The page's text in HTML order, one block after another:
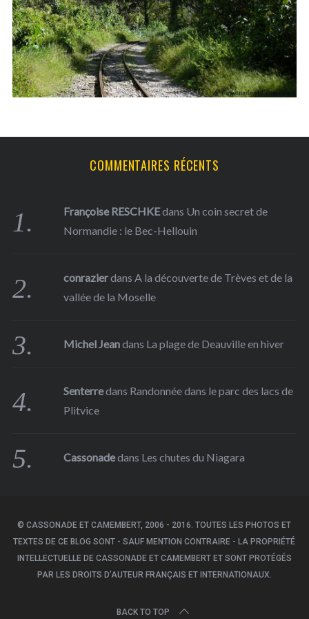
COMMENTAIRES RÉCENTS
Françoise RESCHKEdans Un coin secret de
Normandie : le Bec-Hellouin
conrazierdans A la découverte de Trèves et de la
vallée de la Moselle
Michel Jeandans La plage de Deauville en hiver
Senterredans Randonnée dans le parc des lacs de
Plitvice
Cassonadedans Les chutes du Niagara
© CASSONADE ET CAMEMBERT, 2006 - 2016. TOUTES LES PHOTOS ET
TEXTES DE CE BLOG SONT - SAUF MENTION CONTRAIRE - LA PROPRIÉTÉ
INTELLECTUELLE DE CASSONADE ET CAMEMBERT ET SONT PROTÉGÉS
PAR LES DROITS D’AUTEUR FRANÇAIS ET INTERNATIONAUX.
BACK TO TOP
f
o
r
: